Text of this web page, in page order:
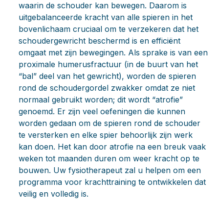
waarin de schouder kan bewegen. Daarom is
uitgebalanceerde kracht van alle spieren in het
bovenlichaam cruciaal om te verzekeren dat het
schoudergewricht beschermd is en efficiënt
omgaat met zijn bewegingen. Als sprake is van een
proximale humerusfractuur (in de buurt van het
“bal” deel van het gewricht), worden de spieren
rond de schoudergordel zwakker omdat ze niet
normaal gebruikt worden; dit wordt “atrofie”
genoemd. Er zijn veel oefeningen die kunnen
worden gedaan om de spieren rond de schouder
te versterken en elke spier behoorlijk zijn werk
kan doen. Het kan door atrofie na een breuk vaak
weken tot maanden duren om weer kracht op te
bouwen. Uw fysiotherapeut zal u helpen om een
programma voor krachttraining te ontwikkelen dat
veilig en volledig is.